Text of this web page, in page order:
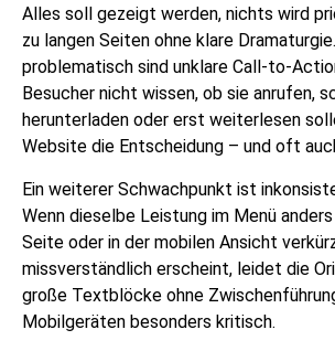
Alles soll gezeigt werden, nichts wird
zu langen Seiten ohne klare
problematisch sind unklare Call-to-
Besucher nicht wissen, ob sie anrufen,
herunterladen oder erst weiterlesen
Website die Entscheidung – und oft
Ein weiterer Schwachpunkt ist
Wenn dieselbe Leistung im Menü
Seite oder in der mobilen Ansicht
missverständlich erscheint, leidet die
große Textblöcke ohne
Mobilgeräten besonders kritisch.